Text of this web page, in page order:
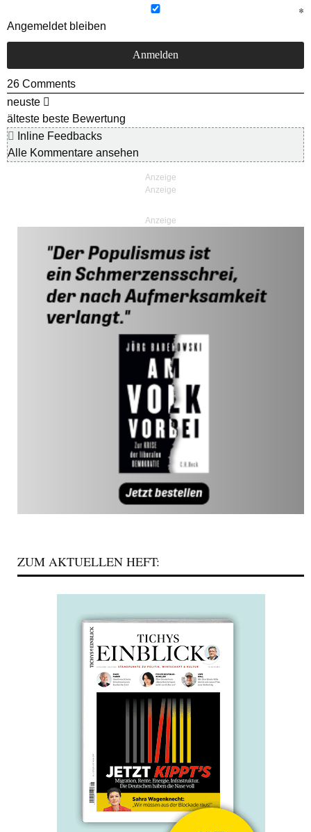
Angemeldet bleiben
26 Comments
neuste
älteste beste Bewertung
Inline Feedbacks
Alle Kommentare ansehen
Anzeige
ZUM AKTUELLEN HEFT: